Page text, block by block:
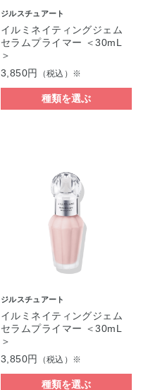
ジルスチュアート
イルミネイティングジェム
セラムプライマー ＜30mL
＞
3,850円
（税込）※
種類を選ぶ
ジルスチュアート
イルミネイティングジェム
セラムプライマー ＜30mL
＞
3,850円
（税込）※
種類を選ぶ